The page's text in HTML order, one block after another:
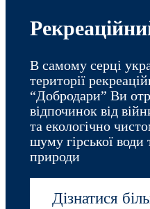
В самому серці
території
“Добродари” Ви
відпочинок від
та екологічно
шуму гірської води
природи
Дізнатися